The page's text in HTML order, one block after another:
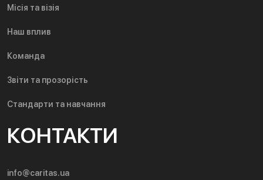
Місія та візія
Наш вплив
Команда
Звіти та прозорість
Стандарти та навчання
КОНТАКТИ
info@caritas.ua